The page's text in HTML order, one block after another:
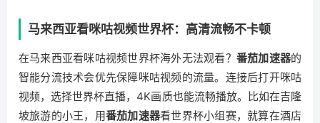
马来西亚看咪咕视频世界杯：高清流畅不卡顿
在马来西亚看咪咕视频世界杯海外无法观看？ 番茄加速器的
智能分流技术会优先保障咪咕视频的流量。连接后打开咪咕
视频，选择世界杯直播，4K画质也能流畅播放。比如在吉隆
坡旅游的小王，用番茄加速器看世界杯小组赛，就算在酒店